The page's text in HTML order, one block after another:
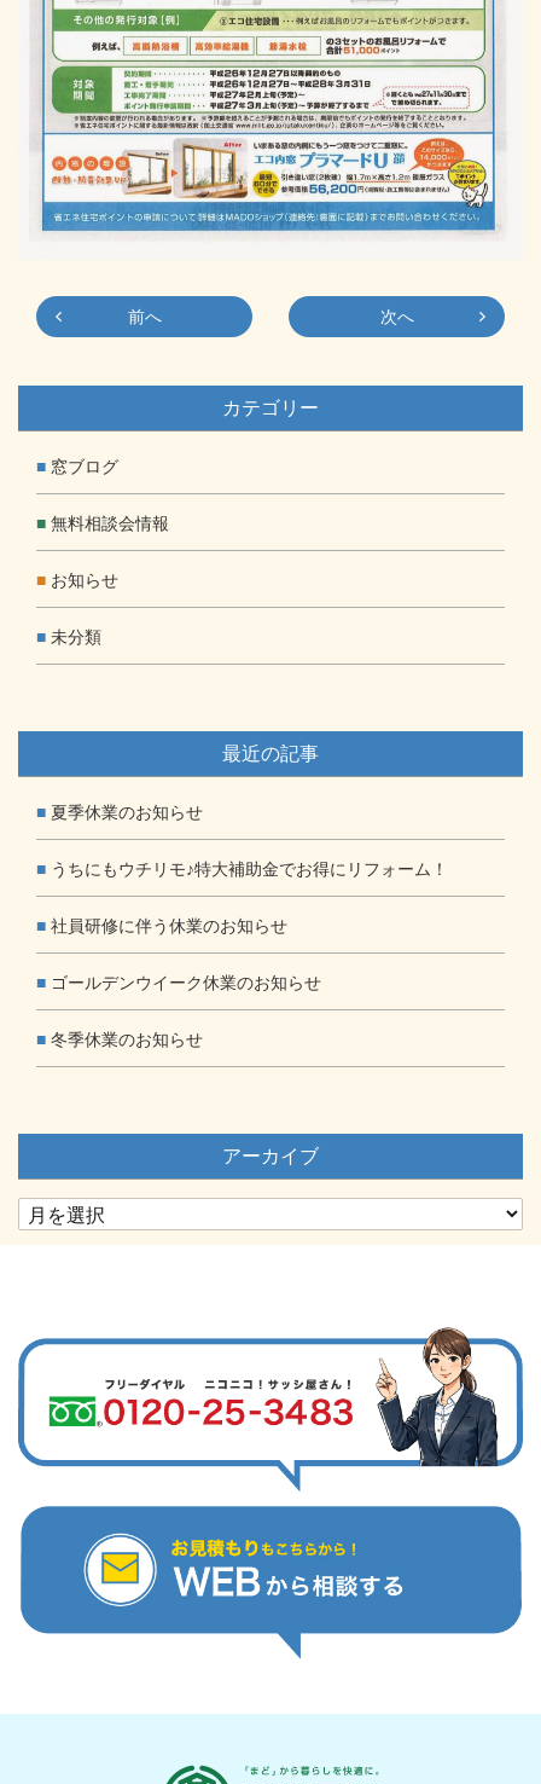
前へ 次へ
カテゴリー
窓ブログ
無料相談会情報
お知らせ
未分類
最近の記事
夏季休業のお知らせ
うちにもウチリモ♪特大補助金でお得にリフォーム！
社員研修に伴う休業のお知らせ
ゴールデンウイーク休業のお知らせ
冬季休業のお知らせ
アーカイブ
ア
ブ